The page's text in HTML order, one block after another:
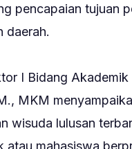
pencapaian tujuan
daerah.
I Bidang
MKM
wisuda lulusan
atau mahasiswa